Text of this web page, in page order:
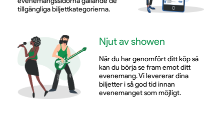
tillgängliga biljettkategorierna.
Njut av showen
När du har genomfört ditt köp så
kan du börja se fram emot ditt
evenemang. Vi levererar dina
biljetter i så god tid innan
evenemanget som möjligt.